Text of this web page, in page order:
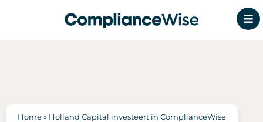
Home » Holland Capital investeert in ComplianceWise